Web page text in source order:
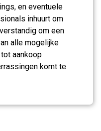
en eventuele
inhuurt om
om een
alle mogelijke
aankoop
komt te